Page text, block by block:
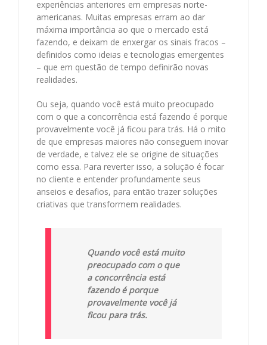
experiências anteriores em empresas norte-
americanas. Muitas empresas erram ao dar
máxima importância ao que o mercado está
fazendo, e deixam de enxergar os sinais fracos –
definidos como ideias e tecnologias emergentes
– que em questão de tempo definirão novas
realidades.
Ou seja, quando você está muito preocupado
com o que a concorrência está fazendo é porque
provavelmente você já ficou para trás. Há o mito
de que empresas maiores não conseguem inovar
de verdade, e talvez ele se origine de situações
como essa. Para reverter isso, a solução é focar
no cliente e entender profundamente seus
anseios e desafios, para então trazer soluções
criativas que transformem realidades.
Quando você está muito
preocupado com o que
a concorrência está
fazendo é porque
provavelmente você já
ficou para trás.